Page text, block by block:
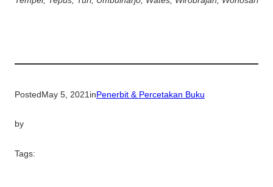
PostedMay 5, 2021 inPenerbit & Percetakan Buku
by
Tags: